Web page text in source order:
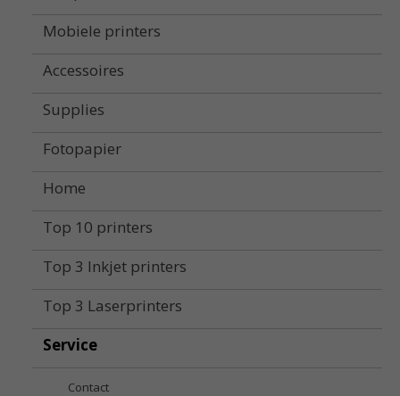
Mobiele printers
Accessoires
Supplies
Fotopapier
Home
Top 10 printers
Top 3 Inkjet printers
Top 3 Laserprinters
Service
Contact